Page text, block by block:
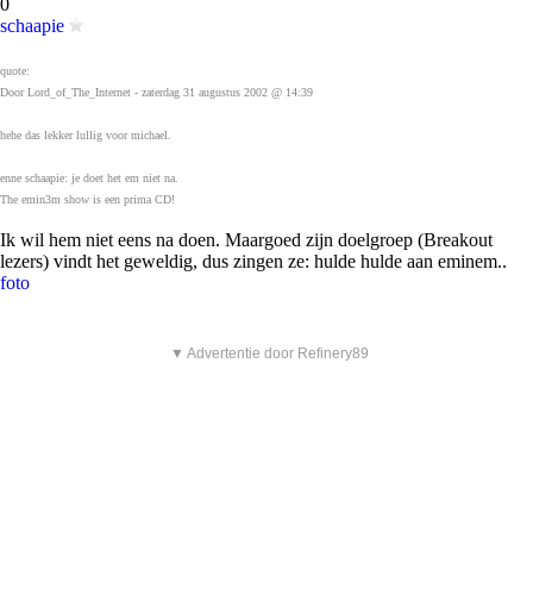
0
schaapie
quote:
Door Lord_of_The_Internet - zaterdag 31 augustus 2002 @ 14:39
hehe das lekker lullig voor michael.
enne schaapie: je doet het em niet na.
The emin3m show is een prima CD!
Ik wil hem niet eens na doen. Maargoed zijn doelgroep (Breakout
lezers) vindt het geweldig, dus zingen ze: hulde hulde aan eminem..
foto
▼ Advertentie door Refinery89